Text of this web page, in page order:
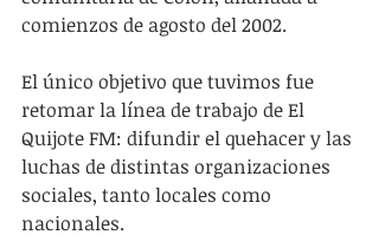
comienzos de agosto del 2002.
El único objetivo que tuvimos fue
retomar la línea de trabajo de El
Quijote FM: difundir el quehacer y las
luchas de distintas organizaciones
sociales, tanto locales como
nacionales.